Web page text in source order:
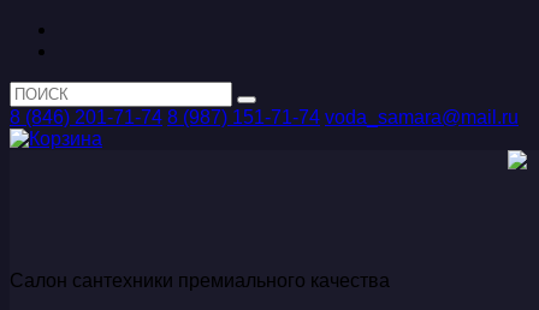
8 (846) 201-71-74 8 (987) 151-71-74 voda_samara@mail.ru
Салон сантехники премиального качества